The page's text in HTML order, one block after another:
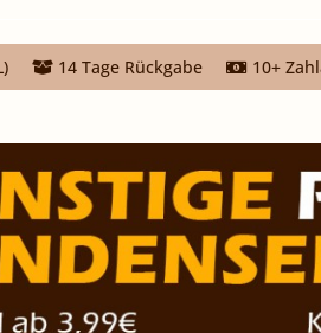
14 Tage Rückgabe 10+